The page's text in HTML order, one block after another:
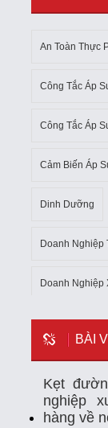
An Toàn Thực
Công Tắc Áp
Công Tắc Áp
Cảm Biến Áp
Dinh Dưỡng
Doanh Nghiệp
Doanh Nghiệp
Kho Lạnh
Mỹ
Nhập Khẩu
BÀI
Kẹt
nghiệp
hàng về